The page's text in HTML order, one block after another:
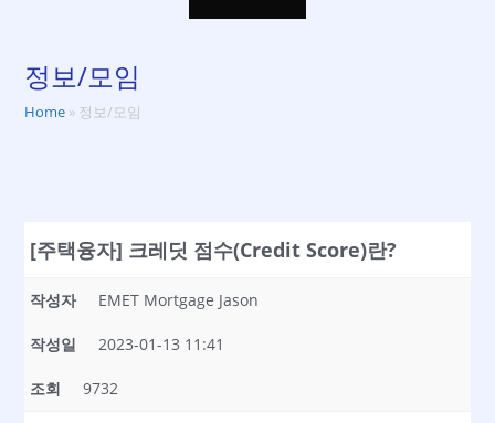
정보/모임
Home » 정보/모임
[주택융자] 크레딧 점수(Credit Score)란?
작성자 EMET Mortgage Jason
작성일 2023-01-13 11:41
조회 9732